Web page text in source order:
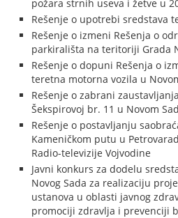
požara strnih useva i žetve u
Rešenje o upotrebi sredstava
Rešenje o izmeni Rešenja o
parkirališta na teritoriji Grada
Rešenje o dopuni Rešenja o
teretna motorna vozila u
Rešenje o zabrani
Šekspirovoj br. 11 u Novom
Rešenje o postavljanju
Kameničkom putu u
Radio-televizije Vojvodine
Javni konkurs za dodelu
Novog Sada za realizaciju
ustanova u oblasti javnog
promociji zdravlja i prevenciji